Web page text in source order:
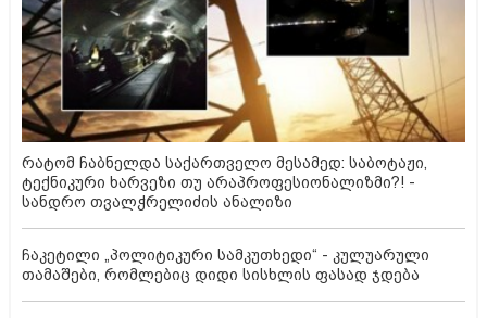
რატომ ჩაბნელდა საქართველო მესამედ: საბოტაჟი,
ტექნიკური ხარვეზი თუ არაპროფესიონალიზმი?! -
სანდრო თვალჭრელიძის ანალიზი
ჩაკეტილი „პოლიტიკური სამკუთხედი“ - კულუარული
თამაშები, რომლებიც დიდი სისხლის ფასად ჯდება